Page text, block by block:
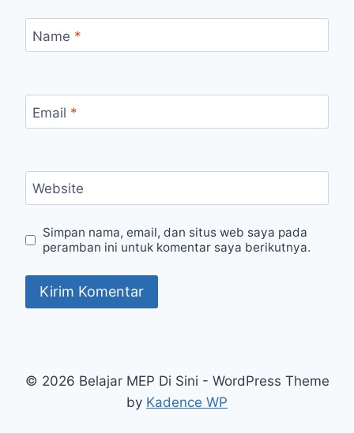
Name *
Email *
Website
Simpan nama, email, dan situs web saya pada
peramban ini untuk komentar saya berikutnya.
© 2026 Belajar MEP Di Sini - WordPress Theme
by Kadence WP